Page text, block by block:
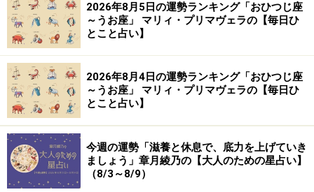
＞「全体運」ランキングの結果を見る
＞「恋愛＆対人運」ランキングの結果を見る
＞「学び＆成長運」ランキングの結果を見る
3位：おとめ座（8月23日～9月22日生ま
れ）
スケールアップ中。これまでよりも、責任とやりがいの
ある仕事が回ってくるでしょう。今できること、あなた
がやるべきことに力を注いでいくと、世の中に役立つ成
2026年8月5日の運勢ランキング「おひつじ座
～うお座」 マリィ・プリマヴェラの【毎日ひ
とこと占い】
2026年8月4日の運勢ランキング「おひつじ座
～うお座」 マリィ・プリマヴェラの【毎日ひ
とこと占い】
今週の運勢「滋養と休息で、底力を上げていき
ましょう」章月綾乃の【大人のための星占い】
（8/3～8/9）